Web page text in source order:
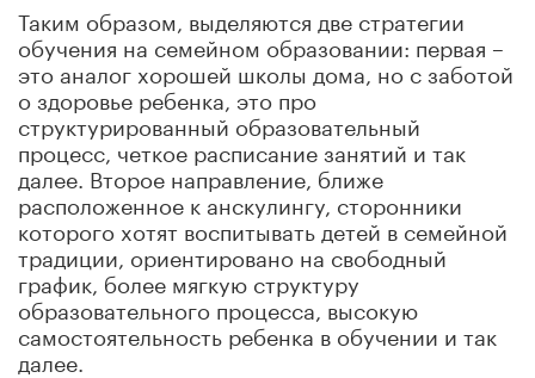
Таким образом, выделяются две стратегии
обучения на семейном образовании: первая –
это аналог хорошей школы дома, но с заботой
о здоровье ребенка, это про
структурированный образовательный
процесс, четкое расписание занятий и так
далее. Второе направление, ближе
расположенное к анскулингу, сторонники
которого хотят воспитывать детей в семейной
традиции, ориентировано на свободный
график, более мягкую структуру
образовательного процесса, высокую
самостоятельность ребенка в обучении и так
далее.